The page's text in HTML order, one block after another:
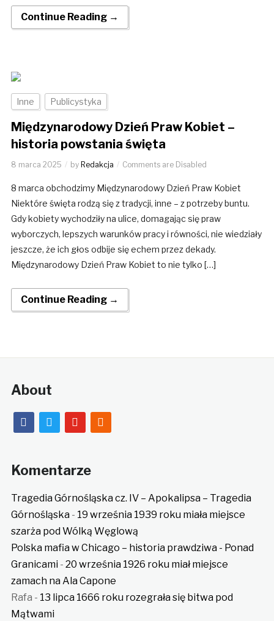
Continue Reading →
Inne Publicystyka
Międzynarodowy Dzień Praw Kobiet –
historia powstania święta
8 marca 2025 by Redakcja Comments are Disabled
8 marca obchodzimy Międzynarodowy Dzień Praw Kobiet
Niektóre święta rodzą się z tradycji, inne – z potrzeby buntu.
Gdy kobiety wychodziły na ulice, domagając się praw
wyborczych, lepszych warunków pracy i równości, nie wiedziały
jeszcze, że ich głos odbije się echem przez dekady.
Międzynarodowy Dzień Praw Kobiet to nie tylko […]
Continue Reading →
About
facebooktwitter youtube
rss
Komentarze
Tragedia Górnośląska cz. IV – Apokalipsa – Tragedia
Górnośląska- 19 września 1939 roku miała miejsce
szarża pod Wólką Węglową
Polska mafia w Chicago – historia prawdziwa - Ponad
Granicami- 20 września 1926 roku miał miejsce
zamach na Ala Capone
Rafa - 13 lipca 1666 roku rozegrała się bitwa pod
Mątwami